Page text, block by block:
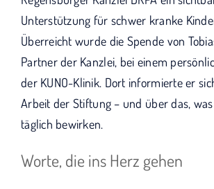
Unterstützung für schwer kranke
Überreicht wurde die Spende von
Partner der Kanzlei, bei einem
der KUNO-Klinik. Dort informierte er
Arbeit der Stiftung – und über das,
täglich bewirken.
Worte, die ins Herz gehen